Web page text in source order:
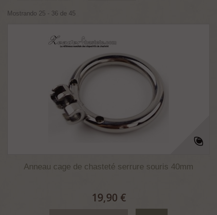
Mostrando 25 - 36 de 45
Anneau cage de chasteté serrure souris 40mm
19,90 €